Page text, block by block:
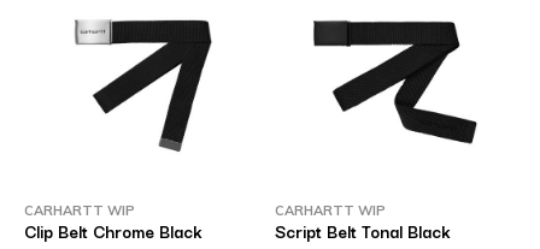
CARHARTT WIP
Clip Belt Chrome Black
CARHARTT WIP
Script Belt Tonal Black